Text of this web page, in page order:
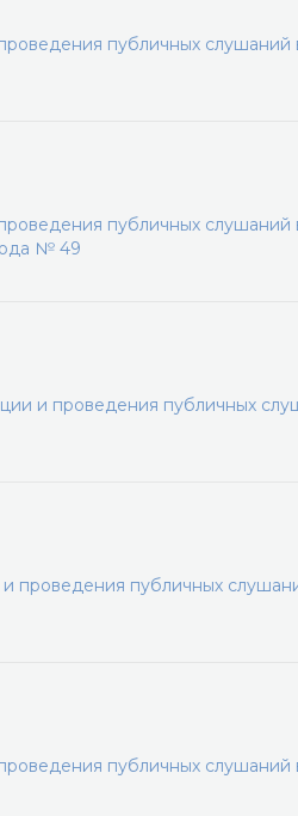
публичных
публичных
№ 49
и проведения публичных
проведения публичных
публичных